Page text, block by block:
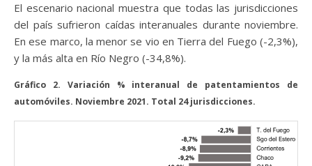
El escenario nacional muestra que todas las jurisdicciones
del país sufrieron caídas interanuales durante noviembre.
En ese marco, la menor se vio en Tierra del Fuego (-2,3%),
y la más alta en Río Negro (-34,8%).
Gráfico 2. Variación % interanual de patentamientos de
automóviles. Noviembre 2021. Total 24 jurisdicciones.